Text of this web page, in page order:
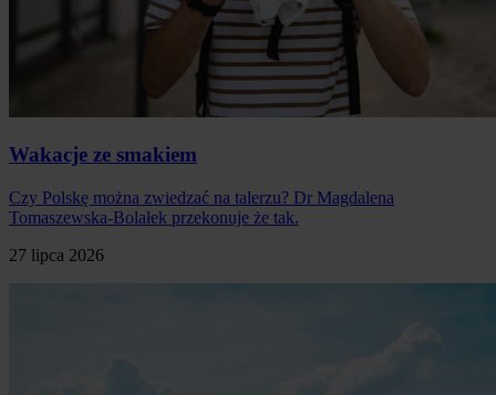
Wakacje ze smakiem
Czy Polskę można zwiedzać na talerzu? Dr Magdalena
Tomaszewska-Bolałek przekonuje że tak.
27 lipca 2026